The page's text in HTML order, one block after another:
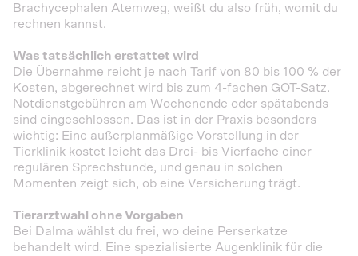
Brachycephalen Atemweg, weißt du also früh, womit du
rechnen kannst.
Was tatsächlich erstattet wird
Die Übernahme reicht je nach Tarif von 80 bis 100 % der
Kosten, abgerechnet wird bis zum 4-fachen GOT-Satz.
Notdienstgebühren am Wochenende oder spätabends
sind eingeschlossen. Das ist in der Praxis besonders
wichtig: Eine außerplanmäßige Vorstellung in der
Tierklinik kostet leicht das Drei- bis Vierfache einer
regulären Sprechstunde, und genau in solchen
Momenten zeigt sich, ob eine Versicherung trägt.
Tierarztwahl ohne Vorgaben
Bei Dalma wählst du frei, wo deine Perserkatze
behandelt wird. Eine spezialisierte Augenklinik für die